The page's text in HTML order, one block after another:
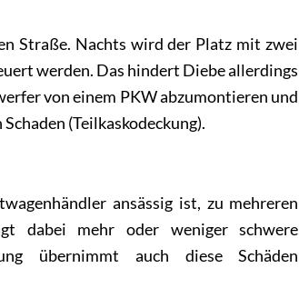
Straße. Nachts wird der Platz mit zwei
werden. Das hindert Diebe allerdings
von einem PKW abzumontieren und
(Teilkaskodeckung).
ansässig ist, zu mehreren
dabei mehr oder weniger schwere
übernimmt auch diese Schäden